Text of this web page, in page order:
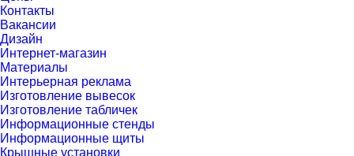
Контакты
Вакансии
Дизайн
Интернет-магазин
Материалы
Интерьерная реклама
Изготовление вывесок
Изготовление табличек
Информационные стенды
Информационные щиты
Крышные установки